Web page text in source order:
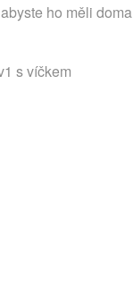
ho měli doma
s víčkem